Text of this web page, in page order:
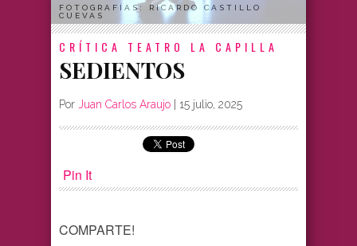
FOTOGRAFÍAS: RICARDO CASTILLO
CUEVAS
CRÍTICA TEATRO LA CAPILLA
SEDIENTOS
Por Juan Carlos Araujo | 15 julio, 2025
Pin It
COMPARTE!